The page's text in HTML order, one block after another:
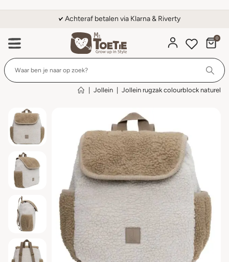
Achteraf betalen via Klarna & Riverty
0
Jollein Jollein rugzak colourblock naturel